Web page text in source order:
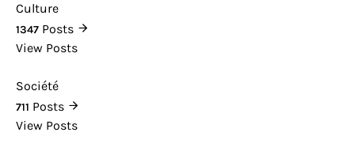
Culture
1347 Posts
View Posts
Société
711 Posts
View Posts